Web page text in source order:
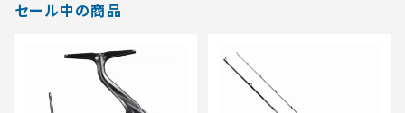
セール中の商品